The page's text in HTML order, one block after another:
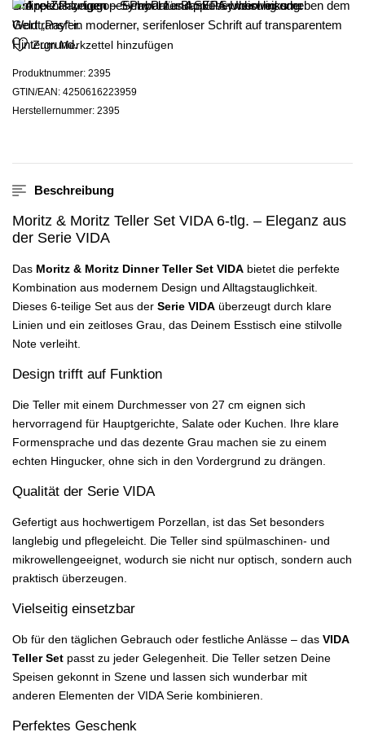
Zum Merkzettel hinzufügen
Produktnummer: 2395
GTIN/EAN: 4250616223959
Herstellernummer: 2395
Beschreibung
Moritz & Moritz Teller Set VIDA 6-tlg. – Eleganz aus
der Serie VIDA
Das Moritz & Moritz Dinner Teller Set VIDA bietet die perfekte
Kombination aus modernem Design und Alltagstauglichkeit.
Dieses 6-teilige Set aus der Serie VIDA überzeugt durch klare
Linien und ein zeitloses Grau, das Deinem Esstisch eine stilvolle
Note verleiht.
Design trifft auf Funktion
Die Teller mit einem Durchmesser von 27 cm eignen sich
hervorragend für Hauptgerichte, Salate oder Kuchen. Ihre klare
Formensprache und das dezente Grau machen sie zu einem
echten Hingucker, ohne sich in den Vordergrund zu drängen.
Qualität der Serie VIDA
Gefertigt aus hochwertigem Porzellan, ist das Set besonders
langlebig und pflegeleicht. Die Teller sind spülmaschinen- und
mikrowellengeeignet, wodurch sie nicht nur optisch, sondern auch
praktisch überzeugen.
Vielseitig einsetzbar
Ob für den täglichen Gebrauch oder festliche Anlässe – das VIDA
Teller Set passt zu jeder Gelegenheit. Die Teller setzen Deine
Speisen gekonnt in Szene und lassen sich wunderbar mit
anderen Elementen der VIDA Serie kombinieren.
Perfektes Geschenk